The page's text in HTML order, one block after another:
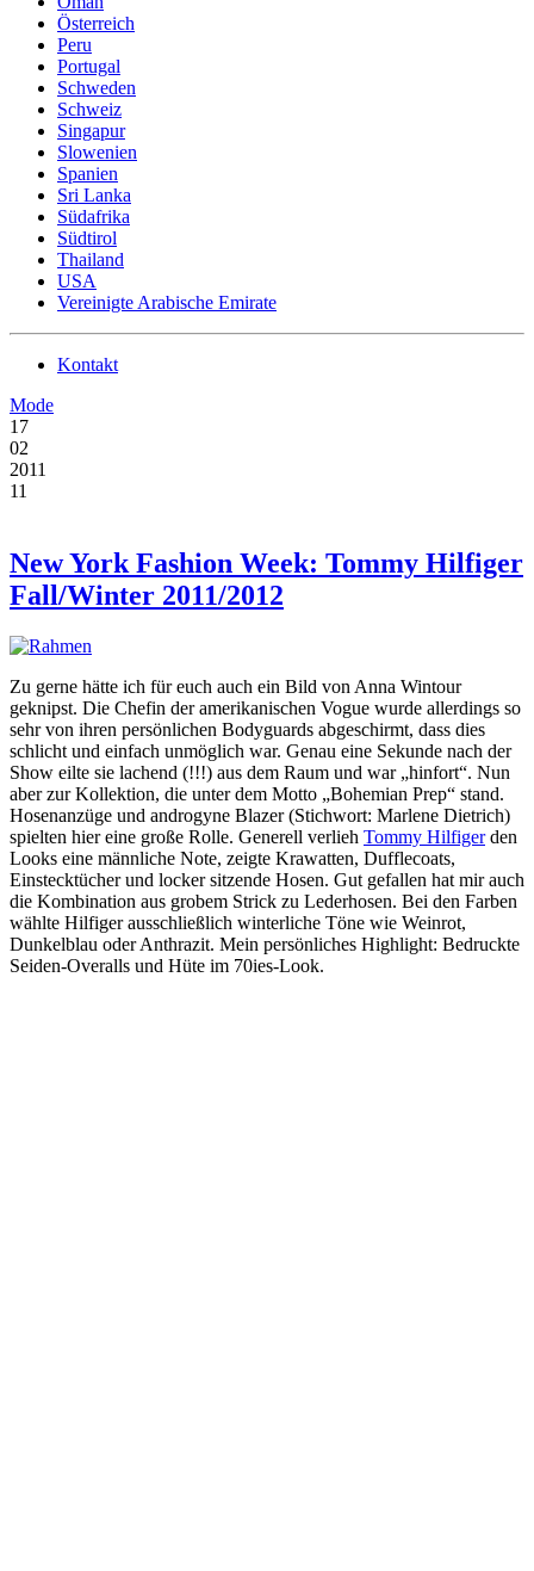
Österreich
Peru
Portugal
Schweden
Schweiz
Singapur
Slowenien
Spanien
Sri Lanka
Südafrika
Südtirol
Thailand
USA
Vereinigte Arabische Emirate
Kontakt
Mode
17
02
2011
11
New York Fashion Week: Tommy Hilfiger
Fall/Winter 2011/2012
Zu gerne hätte ich für euch auch ein Bild von Anna Wintour
geknipst. Die Chefin der amerikanischen Vogue wurde allerdings so
sehr von ihren persönlichen Bodyguards abgeschirmt, dass dies
schlicht und einfach unmöglich war. Genau eine Sekunde nach der
Show eilte sie lachend (!!!) aus dem Raum und war „hinfort“. Nun
aber zur Kollektion, die unter dem Motto „Bohemian Prep“ stand.
Hosenanzüge und androgyne Blazer (Stichwort: Marlene Dietrich)
spielten hier eine große Rolle. Generell verlieh Tommy Hilfigerden
Looks eine männliche Note, zeigte Krawatten, Dufflecoats,
Einstecktücher und locker sitzende Hosen. Gut gefallen hat mir auch
die Kombination aus grobem Strick zu Lederhosen. Bei den Farben
wählte Hilfiger ausschließlich winterliche Töne wie Weinrot,
Dunkelblau oder Anthrazit. Mein persönliches Highlight: Bedruckte
Seiden-Overalls und Hüte im 70ies-Look.